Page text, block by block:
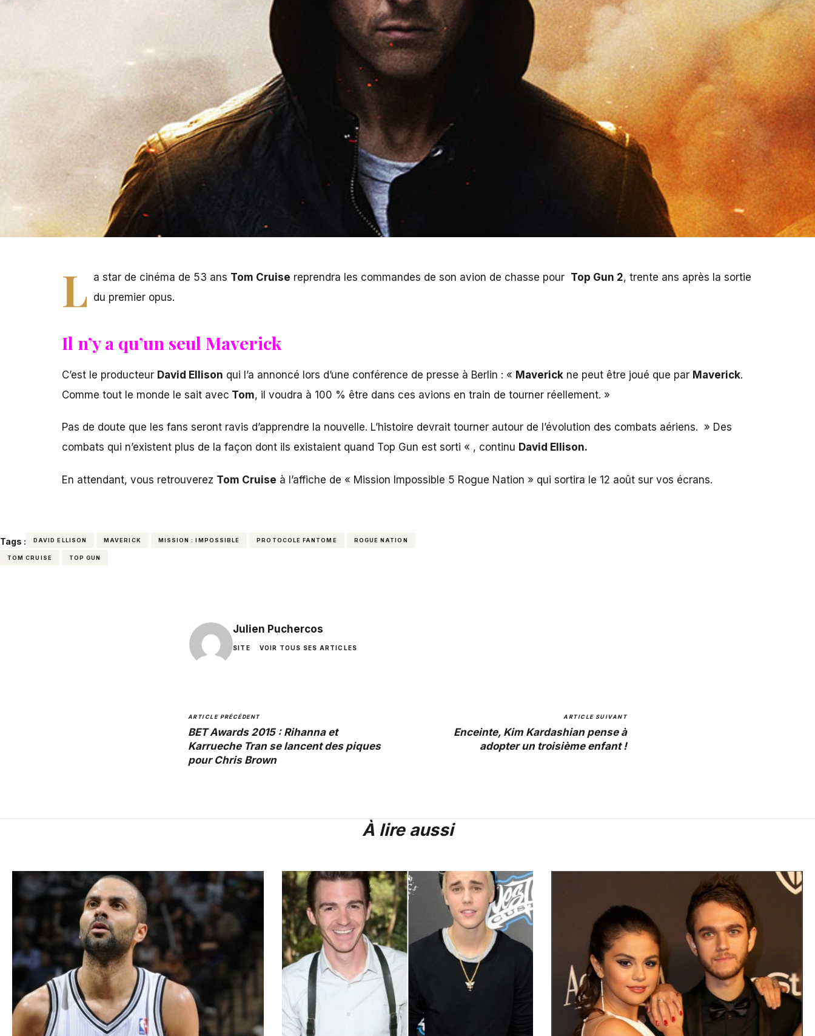
L a star de cinéma de 53 ans Tom Cruise reprendra les commandes de son avion de chasse pour Top Gun 2, trente ans après la sortie
du premier opus.
Il n’y a qu’un seul Maverick
C’est le producteur David Ellison qui l’a annoncé lors d’une conférence de presse à Berlin : « Maverick ne peut être joué que par Maverick.
Comme tout le monde le sait avec Tom, il voudra à 100 % être dans ces avions en train de tourner réellement. »
Pas de doute que les fans seront ravis d’apprendre la nouvelle. L’histoire devrait tourner autour de l’évolution des combats aériens. » Des
combats qui n’existent plus de la façon dont ils existaient quand Top Gun est sorti « , continu David Ellison.
En attendant, vous retrouverez Tom Cruise à l’affiche de « Mission Impossible 5 Rogue Nation » qui sortira le 12 août sur vos écrans.
Tags : DAVID ELLISON MAVERICK MISSION : IMPOSSIBLE PROTOCOLE FANTOME ROGUE NATION
TOM CRUISE TOP GUN
Julien Puchercos
SITE VOIR TOUS SES ARTICLES
ARTICLE PRÉCÉDENT
BET Awards 2015 : Rihanna et
Karrueche Tran se lancent des piques
pour Chris Brown
ARTICLE SUIVANT
Enceinte, Kim Kardashian pense à
adopter un troisième enfant !
À lire aussi